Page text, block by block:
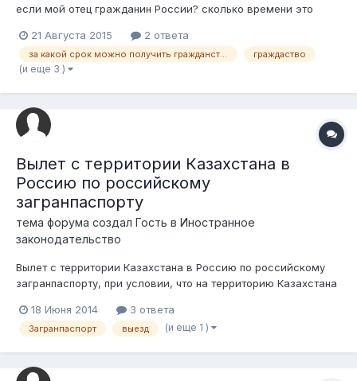
если мой отец гражданин России? сколько времени это
21 Августа 2015
2 ответа
граждаство
(и еще 3 )
Вылет с территории Казахстана в
Россию по российскому
загранпаспорту
тема форума создал Гость в Иностранное
законодательство
Вылет с территории Казахстана в Россию по российскому
загранпаспорту, при условии, что на территорию Казахстана
18 Июня 2014
3 ответа
Загранпаспорт выезд (и еще 1 )